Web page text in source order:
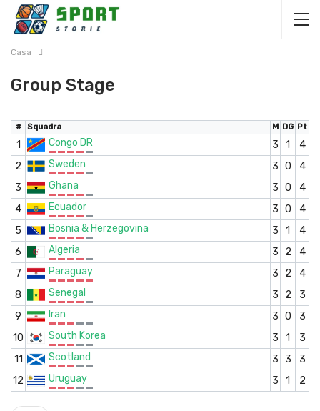
Casa
Group Stage
# Squadra M DG Pt
1 Congo DR 3 1
4
2
Sweden 3 0
4
3
Ghana 3 0
4
4
Ecuador 3 0
4
5
Bosnia & Herzegovina 3 1
4
6
Algeria 3 2
4
7
Paraguay 3 2
4
8
Senegal 3 2
3
9
Iran 3 0
3
10
South Korea 3 1
3
11
Scotland 3 3
3
12
Uruguay 3 1 2